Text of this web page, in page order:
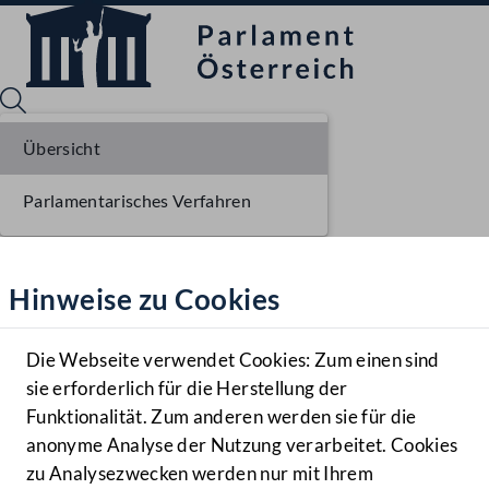
Hilfe
Benutzer
Navigationsmenü öffnen
MENÜ
Hinweise zu Cookies
Die Webseite verwendet Cookies: Zum einen sind
sie erforderlich für die Herstellung der
Funktionalität. Zum anderen werden sie für die
anonyme Analyse der Nutzung verarbeitet. Cookies
zu Analysezwecken werden nur mit Ihrem
Übersicht
Parlamentarisches Verfahren